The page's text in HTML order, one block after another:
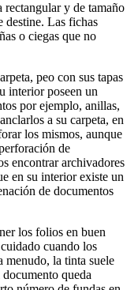
rectangular y de tamaño
destine. Las fichas
o ciegas que no
peo con sus tapas
interior poseen un
por ejemplo, anillas,
a su carpeta, en
los mismos, aunque
de
encontrar archivadores
en su interior existe un
de documentos
los folios en buen
cuando los
menudo, la tinta suele
queda